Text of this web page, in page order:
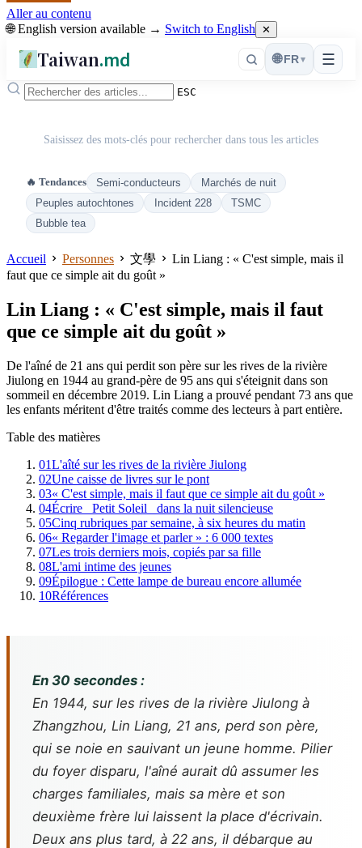
Aller au contenu
🌐 English version available → Switch to English ✕
Taiwan.md ☰
🌐 FR ▾
ESC
Saisissez des mots-clés pour rechercher dans tous les articles
🔥 Tendances Semi-conducteurs
Marchés de nuit
Peuples autochtones
Incident 228
TSMC
Bubble tea
Accueil Personnes 文學
Lin Liang : « C'est simple, mais il
faut que ce simple ait du goût »
Lin Liang : « C'est simple, mais il faut
que ce simple ait du goût »
De l'aîné de 21 ans qui perdit son père sur les rives de la rivière
Jiulong en 1944 au grand-père de 95 ans qui s'éteignit dans son
sommeil en décembre 2019. Lin Liang a prouvé pendant 73 ans que
les enfants méritent d'être traités comme des lecteurs à part entière.
Table des matières
01L'aîté sur les rives de la rivière Jiulong
02Une caisse de livres sur le pont
03« C'est simple, mais il faut que ce simple ait du goût »
04Écrire _Petit Soleil_ dans la nuit silencieuse
05Cinq rubriques par semaine, à six heures du matin
06« Regarder l'image et parler » : 6 000 textes
07Les trois derniers mois, copiés par sa fille
08L'ami intime des jeunes
09Épilogue : Cette lampe de bureau encore allumée
10Références
En 30 secondes :
En 1944, sur les rives de la rivière Jiulong à
Zhangzhou, Lin Liang, 21 ans, perd son père,
qui se noie en sauivant un jeune homme. Pilier
du foyer disparu, l'aîné aurait dû assumer les
charges familiales, mais sa mère et son
deuxième frère lui laissent la place d'écrivain.
Deux ans plus tard, à 22 ans, il débarque au